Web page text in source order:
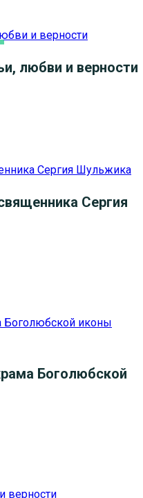
любви и верности
Сергия
Боголюбской